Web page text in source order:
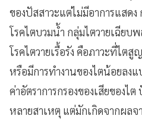
ของปัสสาวะแต่ไม่มีอาการแสด
โรคไตบวมน้ำ กลุ่มไตวายเฉียบ
โรคไตวายเรื้อรัง คือภาวะที่ไต
หรือมีการทำงานของไตน้อยลง
ค่าอัตราการกรองของเสียของไ
หลายสาเหตุ แต่มักเกิดจากผล